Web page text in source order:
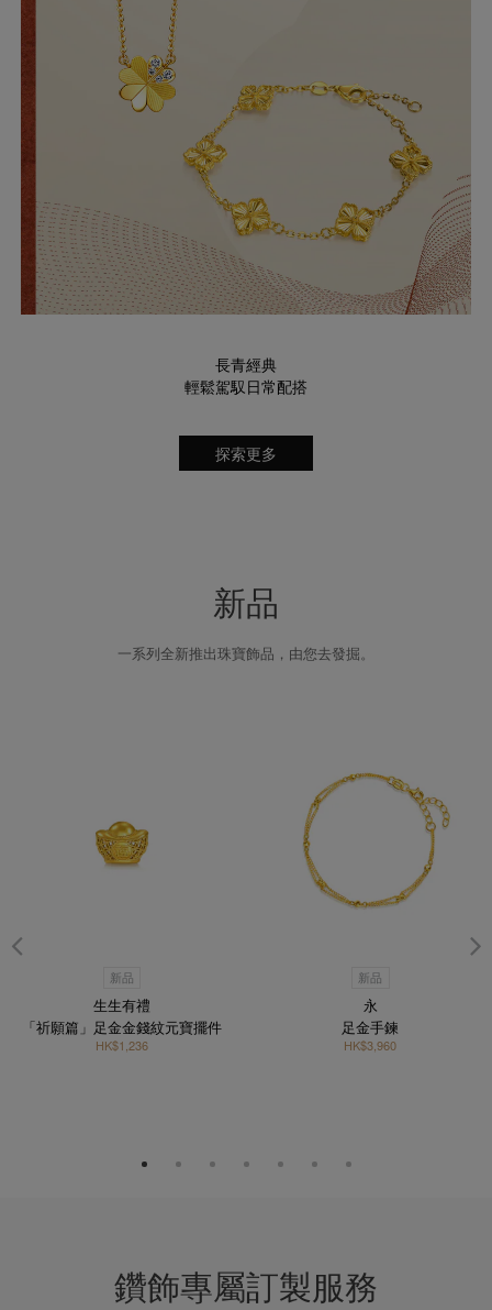
長青經典
輕鬆駕馭日常配搭
探索更多
新品
一系列全新推出珠寶飾品，由您去發掘。
新品
生生有禮
「祈願篇」足金金錢紋元寶擺件
HK$1,236
新品
永
足金手鍊
HK$3,960
鑽飾專屬訂製服務